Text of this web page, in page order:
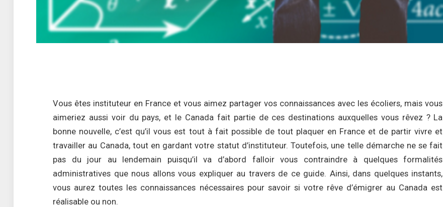
Vous êtes instituteur en France et vous aimez partager vos connaissances avec les écoliers, mais vous
aimeriez aussi voir du pays, et le Canada fait partie de ces destinations auxquelles vous rêvez ? La
bonne nouvelle, c’est qu’il vous est tout à fait possible de tout plaquer en France et de partir vivre et
travailler au Canada, tout en gardant votre statut d’instituteur. Toutefois, une telle démarche ne se fait
pas du jour au lendemain puisqu’il va d’abord falloir vous contraindre à quelques formalités
administratives que nous allons vous expliquer au travers de ce guide. Ainsi, dans quelques instants,
vous aurez toutes les connaissances nécessaires pour savoir si votre rêve d’émigrer au Canada est
réalisable ou non.